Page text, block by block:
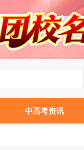
中高考资讯